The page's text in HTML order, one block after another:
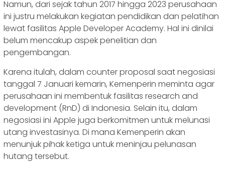
Namun, dari sejak tahun 2017 hingga 2023 perusahaan
ini justru melakukan kegiatan pendidikan dan pelatihan
lewat fasilitas Apple Developer Academy. Hal ini dinilai
belum mencakup aspek penelitian dan
pengembangan.
Karena itulah, dalam counter proposal saat negosiasi
tanggal 7 Januari kemarin, Kemenperin meminta agar
perusahaan ini membentuk fasilitas research and
development (RnD) di Indonesia. Selain itu, dalam
negosiasi ini Apple juga berkomitmen untuk melunasi
utang investasinya. Di mana Kemenperin akan
menunjuk pihak ketiga untuk meninjau pelunasan
hutang tersebut.